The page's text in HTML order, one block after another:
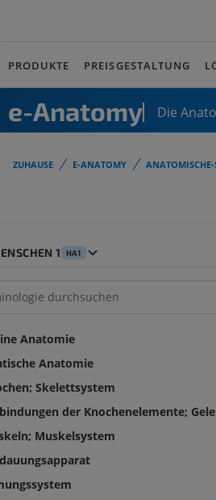
PRODUKTE PREISGESTALTUNG
e-Anatomy Die
ZUHAUSE E-ANATOMY ANATOMISCHE-
1 HA1
Anatomie
Anatomie
Skelettsystem
der Knochenelemente;
Muskelsystem